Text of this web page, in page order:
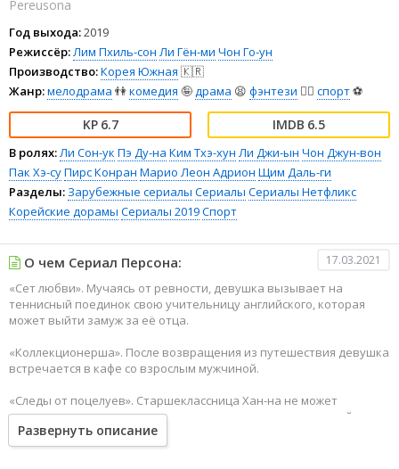
Pereusona
Год выхода:2019
Режиссёр:Лим Пхиль-сон Ли Гён-ми Чон Го-ун
Производство:Корея Южная 🇰🇷
Жанр:мелодрама 👫комедия 🤪драма 😫 фэнтези 🧝‍♂️ спорт⚽
6.7 6.5
В ролях:Ли Сон-ук Пэ Ду-на Ким Тхэ-хун Ли Джи-ын Чон Джун-вон
Пак Хэ-суПирс Конран Марио Леон Адрион Щим Даль-ги
Разделы: Зарубежные сериалы Сериалы Сериалы Нетфликс
Корейские дорамы Сериалы 2019Спорт
О чем Сериал Персона: 17.03.2021
«Сет любви». Мучаясь от ревности, девушка вызывает на
теннисный поединок свою учительницу английского, которая
может выйти замуж за её отца.
«Коллекционерша». После возвращения из путешествия девушка
встречается в кафе со взрослым мужчиной.
«Следы от поцелуев». Старшеклассница Хан-на не может
дозвониться до подруги, поэтому решает наведаться к ней
домой. На месте выясняется, что ту за плохое поведение отец
остриг и запер дома. Хан-на предлагает отомстить.
Развернуть описание